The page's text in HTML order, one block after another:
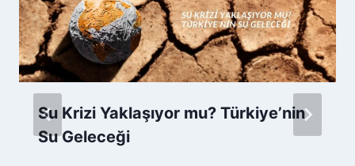
Su Krizi Yaklaşıyor mu? Türkiye’nin
Su Geleceği